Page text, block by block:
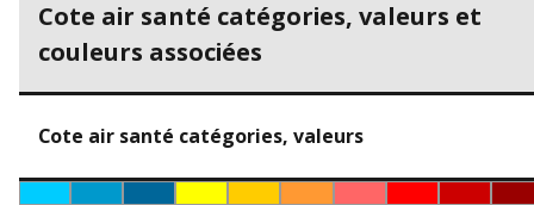
Cote air santé catégories, valeurs et
couleurs associées
Cote air santé catégories, valeurs